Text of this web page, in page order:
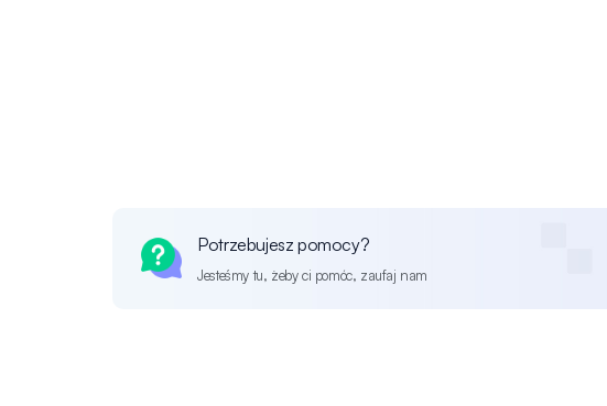
Potrzebujesz pomocy?
Jesteśmy tu, żeby ci pomóc, zaufaj nam